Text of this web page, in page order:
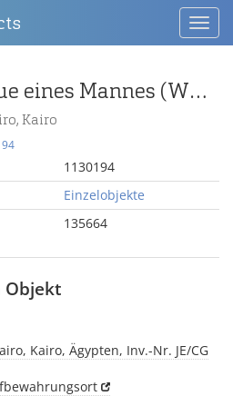
kuboide Sitzstatue eines Mannes (Würfelhocker)
Kairo
1130194
Einzelobjekte
135664
Kairo, Ägypten, Inv.-Nr. JE/CG